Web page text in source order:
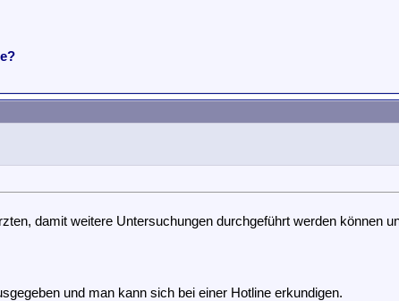
damit weitere Untersuchungen durchgeführt werden können
und man kann sich bei einer Hotline erkundigen.